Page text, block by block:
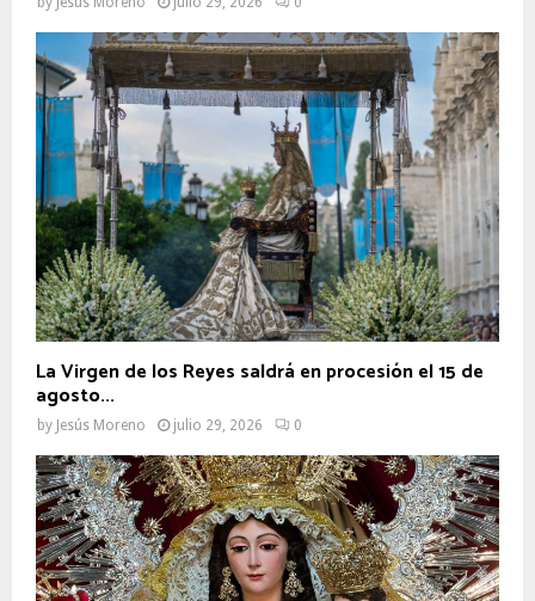
La Virgen de los Reyes saldrá en procesión el 15 de
agosto...
by Jesús Moreno julio 29, 2026 0